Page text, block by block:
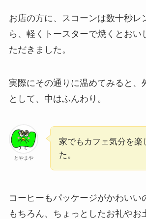
お店の方に、スコーンは数十秒レ
ら、軽くトースターで焼くとおい
ただきました。
実際にその通りに温めてみると、
として、中はふんわり。
とやまや
家でもカフェ気分を楽
た。
コーヒーもパッケージがかわいい
もちろん、ちょっとしたお礼やお